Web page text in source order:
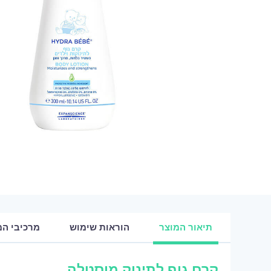
תיאור המוצר הוראות שימוש מרכיבי